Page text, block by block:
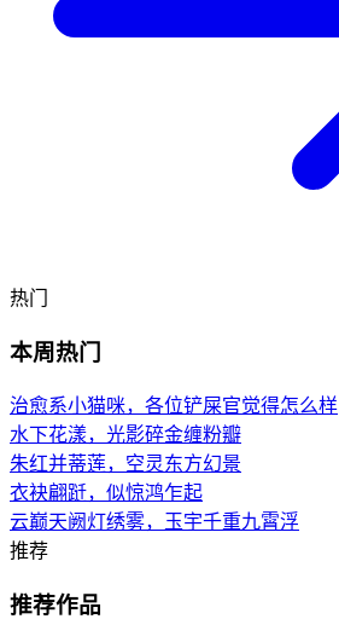
热门
本周热门
治愈系小猫咪，各位铲屎官觉得怎么样
水下花漾，光影碎金缠粉瓣
朱红并蒂莲，空灵东方幻景
衣袂翩跹，似惊鸿乍起
云巅天阙灯绣雾，玉宇千重九霄浮
推荐
推荐作品